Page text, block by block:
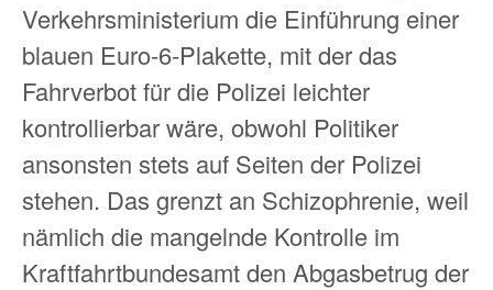
Verkehrsministerium die Einführung einer
blauen Euro-6-Plakette, mit der das
Fahrverbot für die Polizei leichter
kontrollierbar wäre, obwohl Politiker
ansonsten stets auf Seiten der Polizei
stehen. Das grenzt an Schizophrenie, weil
nämlich die mangelnde Kontrolle im
Kraftfahrtbundesamt den Abgasbetrug der